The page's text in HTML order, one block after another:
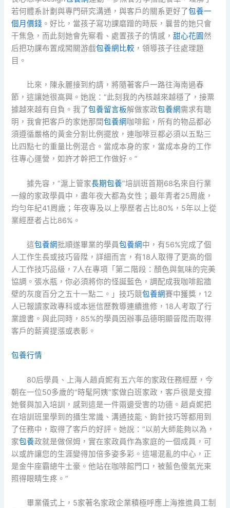
若何體系計劃與專門研究溝通，與客戶的關系更好了包養一
個月價錢 。好比，當孩子寫功課磨蹭的時辰，曩昔的她只會
干焦急，而此刻她會先察看、處置孩子的情感，甜心花園然
后把功課布置成闖關游戲包養網比較 ，領導孩子往處理題
目。
比來，陳永麗接到約請，將隨著客戶一路往海南過春
節，這讓她很高興。她說：“此刻我的內核越來越穩了，接票
據越來越有自負。我了包養留言板解做家政包養網需求有聰
明，我會把客戶的家她那間包養網咖啡館，所有的物品都必
須遵循嚴格的黃金分割比例擺放，連咖啡豆都必須以五點三
比四點七的重量比例混合。當成本身的家，當成本身的工作
往專心運營，如許才幹把工作做好。”
據先容，“滬上管家長期包養”培訓班首期68名來自行業
一線的家政學員中，盡年夜大都為女性；最年青者25周歲，
均勻年紀41周歲；年夜專及以上學歷者占比80%，5年以上從
業經歷者占比86%。
這包養網批順遂畢業的學員包養網中，有56%完成了個
人工作生長或技巧晉陞，詳細而言，有18人取得了更高的個
人工作技巧品級，7人在專項「第二階段：顏色與氣味的完美
協調。張水瓶，你必須將你的怪誕藍色，調配成我咖啡館牆
壁的灰度百分之五十一點二。」技巧競包養網賽中獲獎，12
人已報讀家政專科或本迷信歷教導連續進修，18人考取了行
業證書。與此同時，85%的學員因辦事品德明顯晉陞而取得
客戶的薪資提漲或表彰。
包養行情
80后學員、上海人趙貞妮有五六年的家政任務經歷，今
朝在一位50多歲的“時髦阿姨”家做白班家政，客戶很是支撐
她餐與加入培訓，感到這是一件兩邊受害的功德。趙貞妮把
在培訓班里學到的攝生常識、溝通技能、鉤針技巧等都用到
了任務中，取得了客戶的好評。她說：“以前大師能夠以為，
家包養政就是做保姆，實在家政員作為家庭的一個成員，可
以或許讓您的生涯變得加倍多姿多彩。這場混亂的中心，正
是金牛座霸總牛土豪。他站在咖啡館門口，被藍色傻氣光束
照得眼睛生疼。”
畢業儀式上，5家著名家政企業積極呼應上海推進員工制